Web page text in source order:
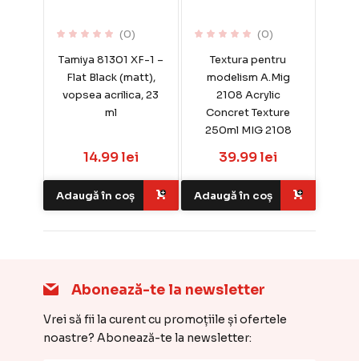
(0)
Tamiya 81301 XF-1 –
Flat Black (matt),
vopsea acrilica, 23
ml
14.99 lei
Adaugă în coș
(0)
Textura pentru
modelism A.Mig
2108 Acrylic
Concret Texture
250ml MIG 2108
39.99 lei
Adaugă în coș
Abonează-te la newsletter
Vrei să fii la curent cu promoțiile și ofertele
noastre? Abonează-te la newsletter: